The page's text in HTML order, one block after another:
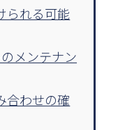
られる可能
メンテナン
合わせの確